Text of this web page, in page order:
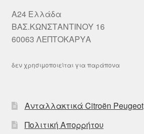
A24 Ελλάδα
ΒΑΣ.ΚΩΝΣΤΑΝΤΙΝΟΥ 16
60063 ΛΕΠΤΟΚΑΡΥΑ
δεν χρησιμοποιείται για παράπονα
Ανταλλακτικά Citroën Peugeot
Πολιτική Απορρήτου